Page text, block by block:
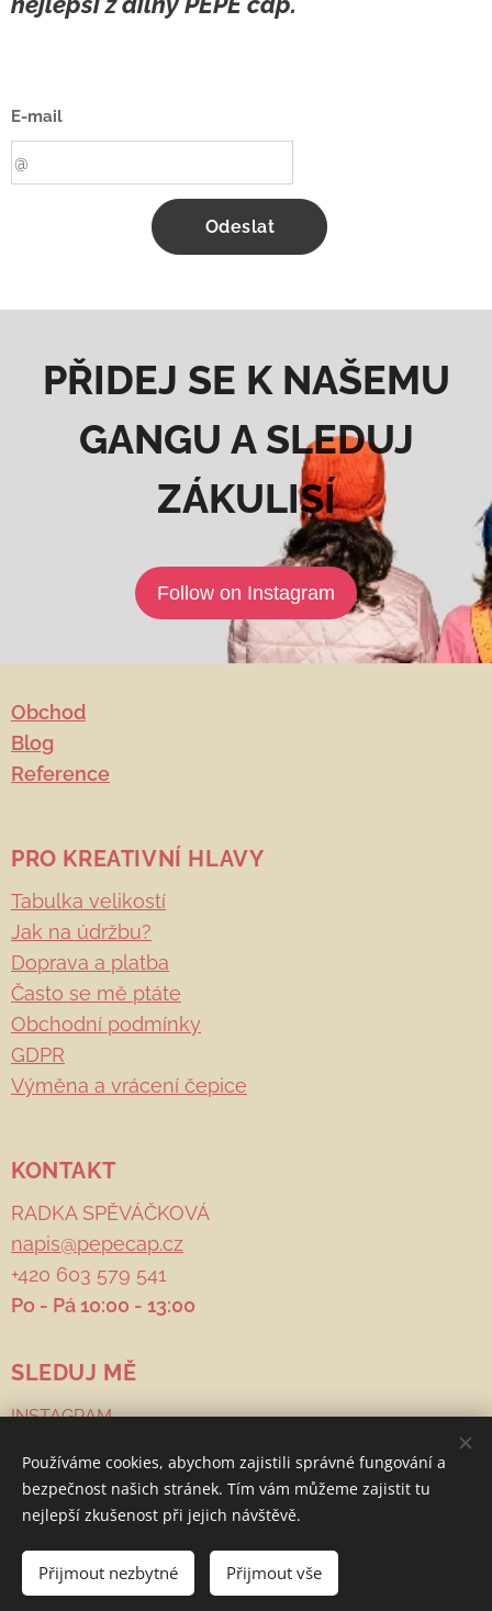
mi někdo rozhodl
E-mail
Odeslat
PŘIDEJ SE K NAŠEMU
GANGU A SLEDUJ
ZÁKULISÍ
Follow on Instagram
Obchod
Blog
Reference
PRO KREATIVNÍ HLAVY
Tabulka velikostí
Jak na údržbu?
Doprava a platba
Často se mě ptáte
Obchodní podmínky
GDPR
Výměna a vrácení čepice
KONTAKT
RADKA SPĚVÁČKOVÁ
napis@pepecap.cz
+420 603 579 541
Po - Pá 10:00 - 13:00
SLEDUJ MĚ
INSTAGRAM
PINTEREST
Copyright PEPE cap 2021 Cookies
Používáme cookies, abychom zajistili správné fungování a
bezpečnost našich stránek. Tím vám můžeme zajistit tu
nejlepší zkušenost při jejich návštěvě.
Přijmout nezbytné Přijmout vše